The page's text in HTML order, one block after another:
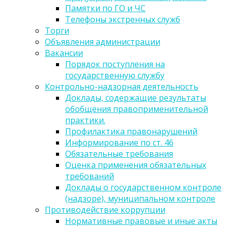
Памятки по ГО и ЧС
Телефоны экстренных служб
Торги
Объявления администрации
Вакансии
Порядок поступления на
государственную службу
Контрольно-надзорная деятельность
Доклады, содержащие результаты
обобщения правоприменительной
практики.
Профилактика правонарушений
Информирование по ст. 46
Обязательные требования
Оценка применения обязательных
требований
Доклады о государственном контроле
(надзоре), муниципальном контроле
Противодействие коррупции
Нормативные правовые и иные акты